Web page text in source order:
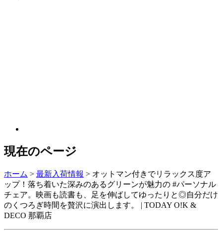
現在のページ
ホーム > 最新入荷情報 > オットマン付きでリラックス度ア
ップ！落ち着いた深みのあるグリーンが魅力の #パーソナル
チェア。映画も読書も、足を伸ばしてゆったりと◎自分だけ
のくつろぎ時間を贅沢に演出します。 | TODAY O!K &
DECO 那覇店